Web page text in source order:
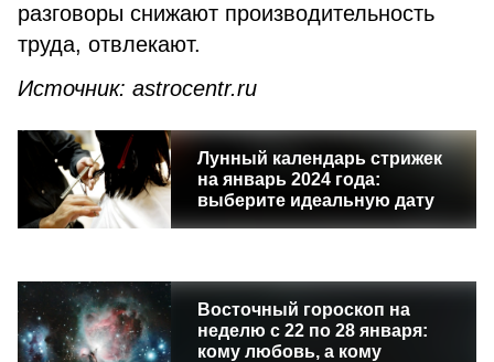
разговоры снижают производительность
труда, отвлекают.
Источник: astrocentr.ru
Лунный календарь стрижек
на январь 2024 года:
выберите идеальную дату
Восточный гороскоп на
неделю с 22 по 28 января:
кому любовь, а кому